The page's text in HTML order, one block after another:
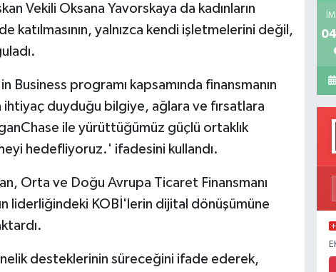
Vekili Oksana Yavorskaya da kadınların
katılmasının, yalnızca kendi işletmelerini değil,
Business programı kapsamında finansmanın
duyduğu bilgiye, ağlara ve fırsatlara
ile yürüttüğümüz güçlü ortaklık
hedefliyoruz.' ifadesini kullandı.
Orta ve Doğu Avrupa Ticaret Finansmanı
liderliğindeki KOBİ'lerin dijital dönüşümüne
desteklerinin süreceğini ifade ederek,